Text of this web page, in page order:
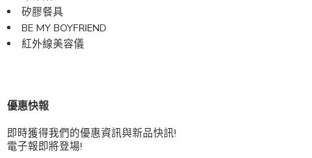
矽膠餐具
BE MY BOYFRIEND
紅外線美容儀
優惠快報
即時獲得我們的優惠資訊與新品快訊!
電子報即將登場!